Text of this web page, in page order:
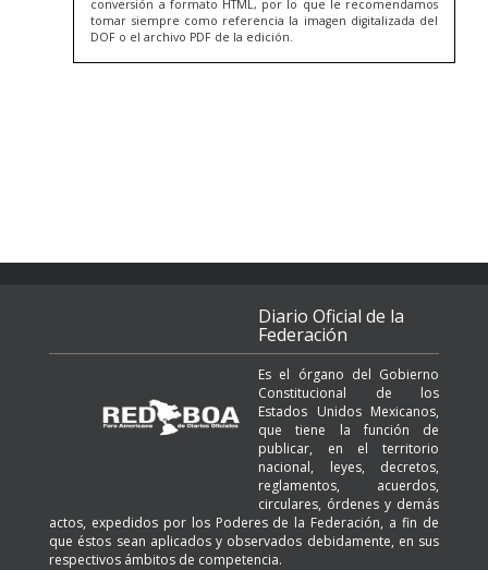
conversión a formato HTML, por lo que le recomendamos
tomar siempre como referencia la imagen digitalizada del
DOF o el archivo PDF de la edición.
Diario Oficial de la
Federación
Es el órgano del Gobierno
Constitucional de los
Estados Unidos Mexicanos,
que tiene la función de
publicar, en el territorio
nacional, leyes, decretos,
reglamentos, acuerdos,
circulares, órdenes y demás
actos, expedidos por los Poderes de la Federación, a fin de
que éstos sean aplicados y observados debidamente, en sus
respectivos ámbitos de competencia.